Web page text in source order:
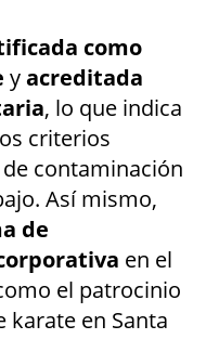
como
yacreditada
, lo que indica
criterios
contaminación
Así mismo,
de
en el
el patrocinio
karate en Santa